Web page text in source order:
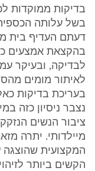
בדיקות ממוקדות
בשל עלותה
דעתם העדיף בית
בהקצאת אמצעים
לבדיקה, ובעיקר
לאיתור מומים
בעריכת בדיקות
נצבר ניסיון כזה
ציבור הנשים
מיילדותי. יתרה
המקצועית שהוצגה
הקשים ביותר